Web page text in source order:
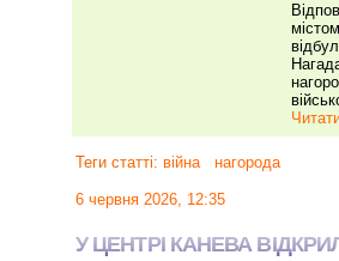
Теги статті: війна нагорода
6 червня 2026, 12:35
У ЦЕНТРІ КАНЕВА